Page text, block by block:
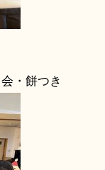
・餅つき